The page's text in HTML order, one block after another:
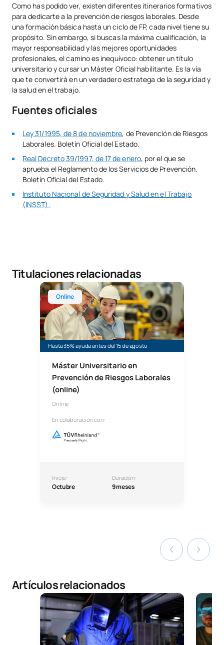
Como has podido ver, existen diferentes itinerarios formativos
para dedicarte a la prevención de riesgos laborales. Desde
una formación básica hasta un ciclo de FP, cada nivel tiene su
propósito. Sin embargo, si buscas la máxima cualificación, la
mayor responsabilidad y las mejores oportunidades
profesionales, el camino es inequívoco: obtener un título
universitario y cursar un Máster Oficial habilitante. Es la vía
que te convertirá en un verdadero estratega de la seguridad y
la salud en el trabajo.
Fuentes oficiales
Ley 31/1995, de 8 de noviembre, de Prevención de Riesgos
Laborales. Boletín Oficial del Estado.
Real Decreto 39/1997, de 17 de enero, por el que se
aprueba el Reglamento de los Servicios de Prevención.
Boletín Oficial del Estado.
Instituto Nacional de Seguridad y Salud en el Trabajo
(INSST).
Titulaciones relacionadas
Online
Hasta 35% ayuda antes del 15 de agosto
Máster Universitario en
Prevención de Riesgos Laborales
(online)
Online
En colaboración con:
Inicio:
Octubre
Duración:
9 meses
Máster Universitario Online en Prevención de
Artículos relacionados